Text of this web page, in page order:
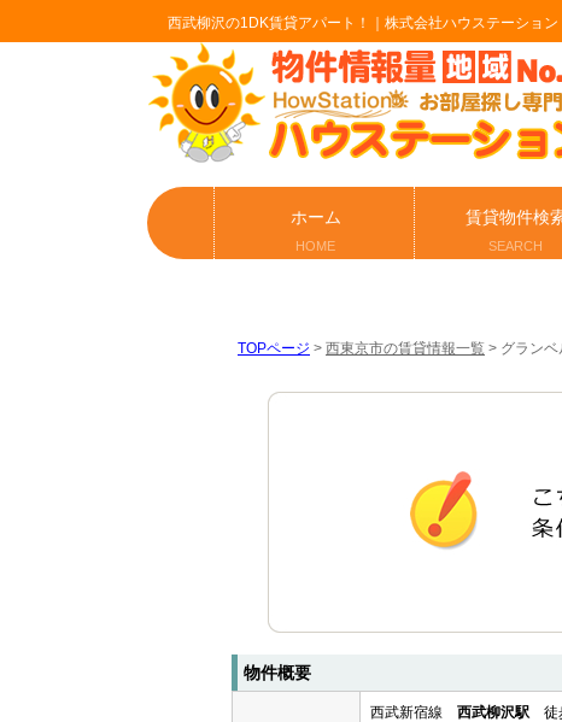
西武柳沢の1DK賃貸アパート！｜株式会社ハウステーション
ホーム
HOME
賃貸物件検
SEARCH
TOPページ > 西東京市の賃貸情報一覧 > グランベ
物件概要
西武新宿線 西武柳沢駅 徒